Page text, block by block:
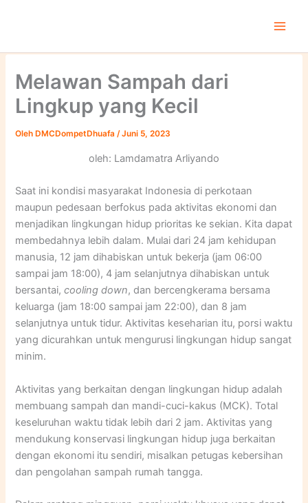
Melawan Sampah dari
Lingkup yang Kecil
Oleh DMCDompetDhuafa/Juni 5, 2023
oleh: Lamdamatra Arliyando
Saat ini kondisi masyarakat Indonesia di perkotaan
maupun pedesaan berfokus pada aktivitas ekonomi dan
menjadikan lingkungan hidup prioritas ke sekian. Kita dapat
membedahnya lebih dalam. Mulai dari 24 jam kehidupan
manusia, 12 jam dihabiskan untuk bekerja (jam 06:00
sampai jam 18:00), 4 jam selanjutnya dihabiskan untuk
bersantai,cooling down, dan bercengkerama bersama
keluarga (jam 18:00 sampai jam 22:00), dan 8 jam
selanjutnya untuk tidur. Aktivitas keseharian itu, porsi waktu
yang dicurahkan untuk mengurusi lingkungan hidup sangat
minim.
Aktivitas yang berkaitan dengan lingkungan hidup adalah
membuang sampah dan mandi-cuci-kakus (MCK). Total
keseluruhan waktu tidak lebih dari 2 jam. Aktivitas yang
mendukung konservasi lingkungan hidup juga berkaitan
dengan ekonomi itu sendiri, misalkan petugas kebersihan
dan pengolahan sampah rumah tangga.